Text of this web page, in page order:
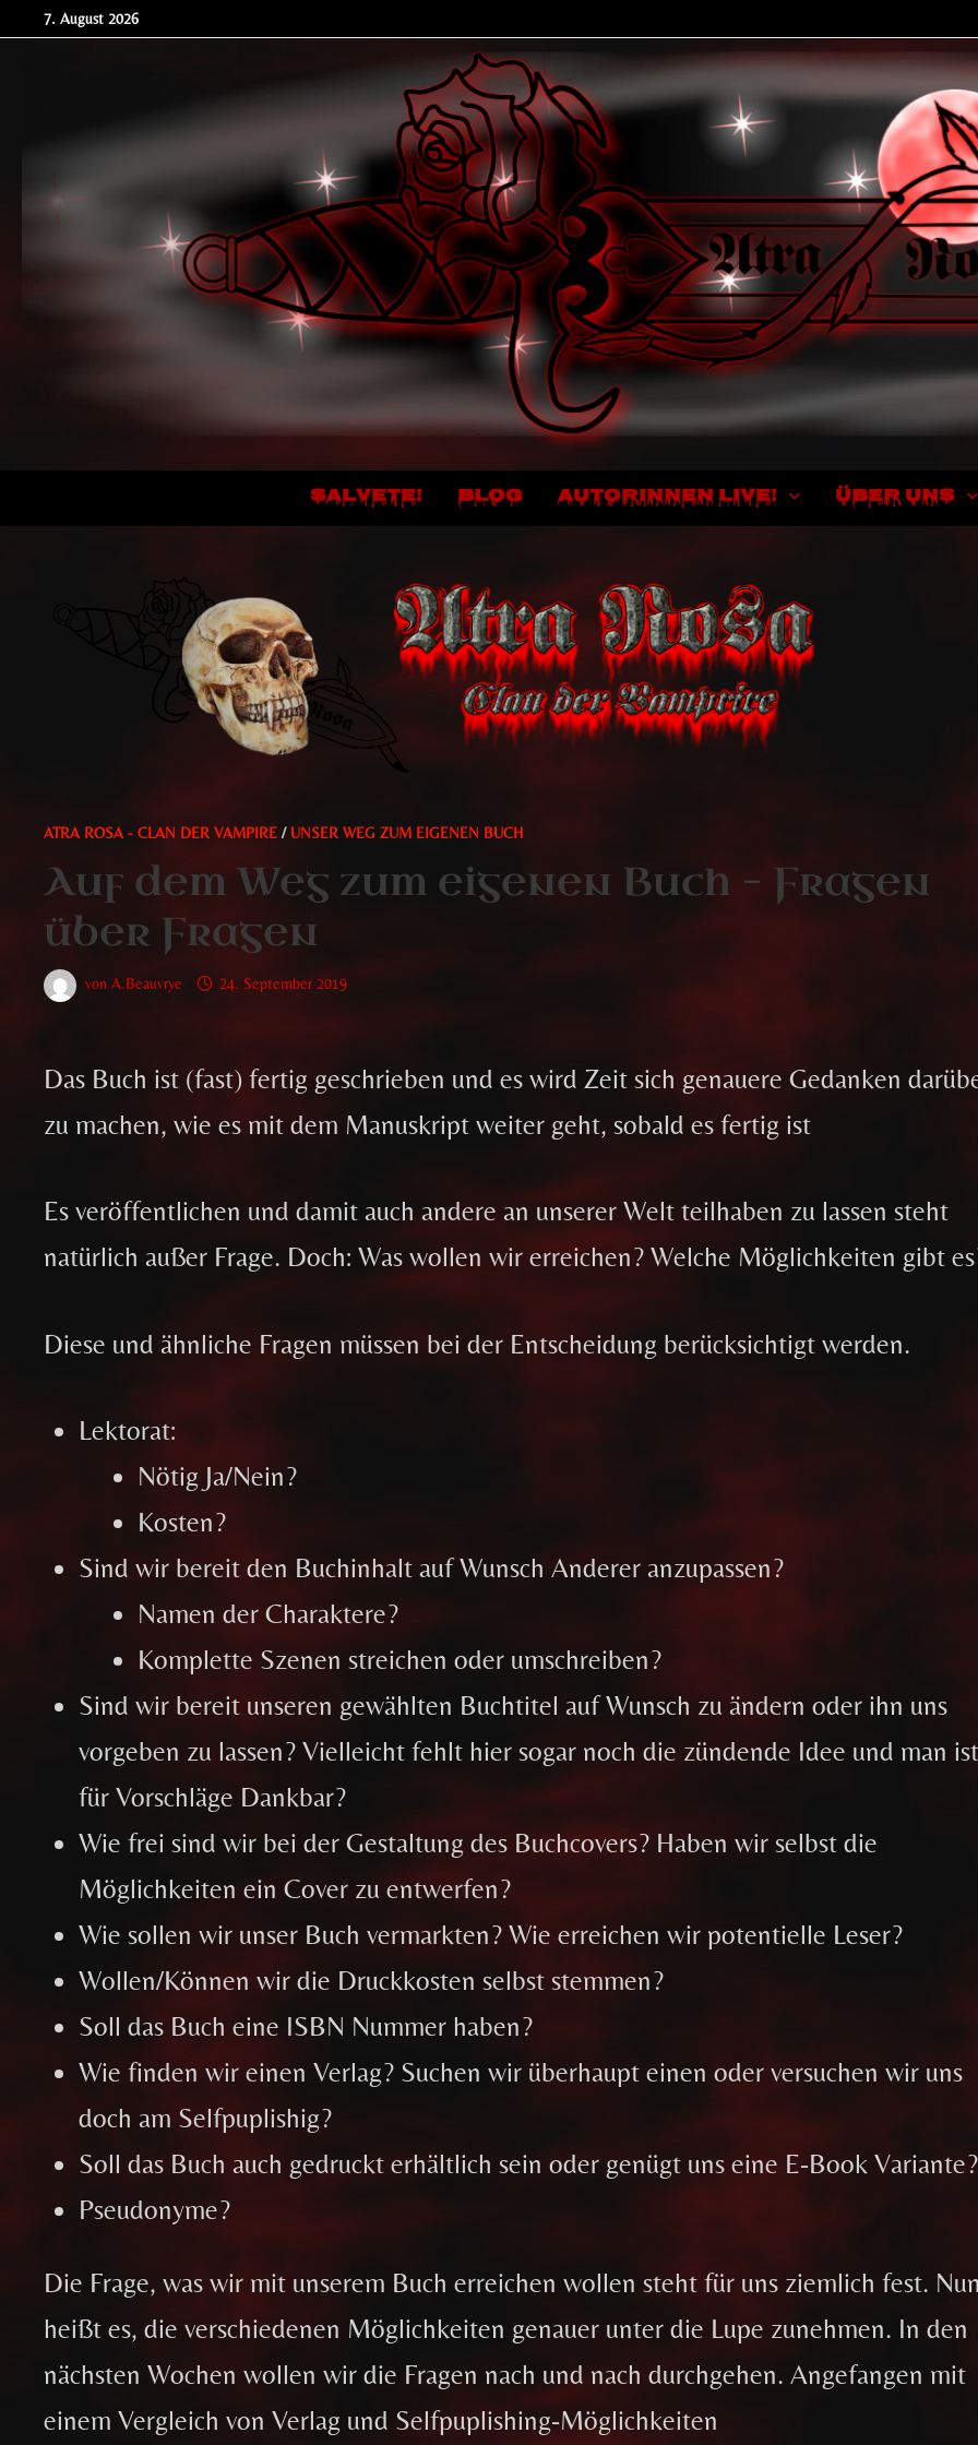
Zum7. August 2026
SALVETE! BLOG AUTORINNEN LIVE! ÜBER UNS
ATRA ROSA - CLAN DER VAMPIRE / UNSER WEG ZUM EIGENEN BUCH
Auf dem Weg zum eigenen Buch – Fragen
über Fragen
vonA.Beauvrye 24. September 2019
Das Buch ist (fast) fertig geschrieben und es wird Zeit sich genauere Gedanken
zu machen, wie es mit dem Manuskript weiter geht, sobald es fertig ist
Es veröffentlichen und damit auch andere an unserer Welt teilhaben zu lassen steht
natürlich außer Frage. Doch: Was wollen wir erreichen? Welche Möglichkeiten gibt
Diese und ähnliche Fragen müssen bei der Entscheidung berücksichtigt werden.
Lektorat:
Nötig Ja/Nein?
Kosten?
Sind wir bereit den Buchinhalt auf Wunsch Anderer anzupassen?
Namen der Charaktere?
Komplette Szenen streichen oder umschreiben?
Sind wir bereit unseren gewählten Buchtitel auf Wunsch zu ändern oder ihn uns
vorgeben zu lassen? Vielleicht fehlt hier sogar noch die zündende Idee und man
für Vorschläge Dankbar?
Wie frei sind wir bei der Gestaltung des Buchcovers? Haben wir selbst die
Möglichkeiten ein Cover zu entwerfen?
Wie sollen wir unser Buch vermarkten? Wie erreichen wir potentielle Leser?
Wollen/Können wir die Druckkosten selbst stemmen?
Soll das Buch eine ISBN Nummer haben?
Wie finden wir einen Verlag? Suchen wir überhaupt einen oder versuchen wir uns
doch am Selfpuplishig?
Soll das Buch auch gedruckt erhältlich sein oder genügt uns eine E-Book Variante?
Pseudonyme?
Die Frage, was wir mit unserem Buch erreichen wollen steht für uns ziemlich fest.
heißt es, die verschiedenen Möglichkeiten genauer unter die Lupe zunehmen. In den
nächsten Wochen wollen wir die Fragen nach und nach durchgehen. Angefangen mit
einem Vergleich von Verlag und Selfpuplishing-Möglichkeiten